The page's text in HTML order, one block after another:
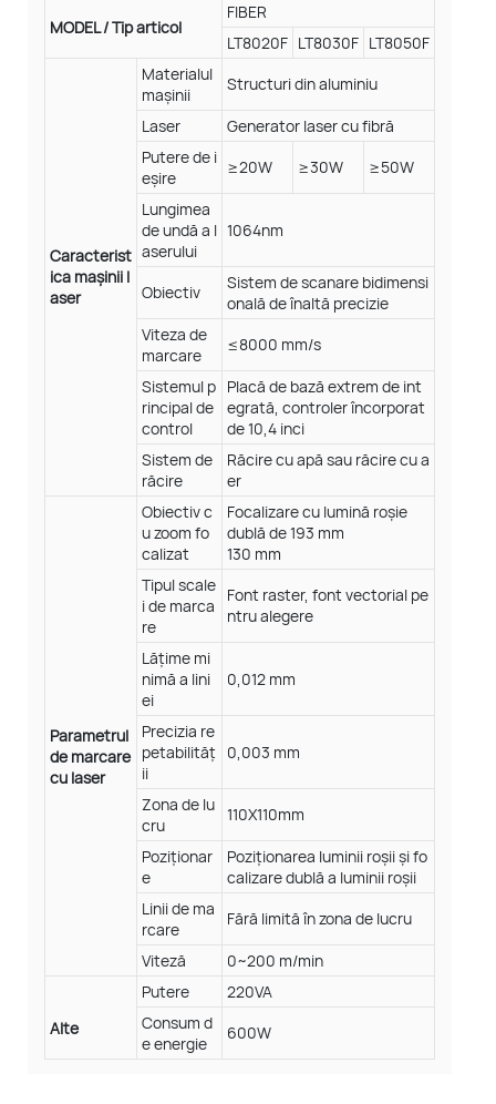
MODEL / Tip articol
FIBER
LT8020F LT8030F LT8050F
Caracterist
ica mașinii l
aser
Materialul
mașinii
Structuri din aluminiu
Laser
Generator laser cu fibră
Putere de i
eșire
≥20W ≥30W
≥50W
Lungimea
de undă a l
aserului
1064nm
Obiectiv
Sistem de scanare bidimensi
onală de înaltă precizie
Viteza de
marcare
≤8000 mm/s
Sistemul p
rincipal de
control
Placă de bază extrem de int
egrată, controler încorporat
de 10,4 inci
Sistem de
răcire
Răcire cu apă sau răcire cu a
er
Parametrul
de marcare
cu laser
Obiectiv c
u zoom fo
calizat
Focalizare cu lumină roșie
dublă de 193 mm
130 mm
Tipul scale
i de marca
re
Font raster, font vectorial pe
ntru alegere
Lățime mi
nimă a lini
ei
0,012 mm
Precizia re
petabilităț
ii
0,003 mm
Zona de lu
cru
110X110mm
Poziționar
e
Poziționarea luminii roșii și fo
calizare dublă a luminii roșii
Linii de ma
rcare
Fără limită în zona de lucru
Viteză
0~200 m/min
Alte
Putere
220VA
Consum d
e energie
600W